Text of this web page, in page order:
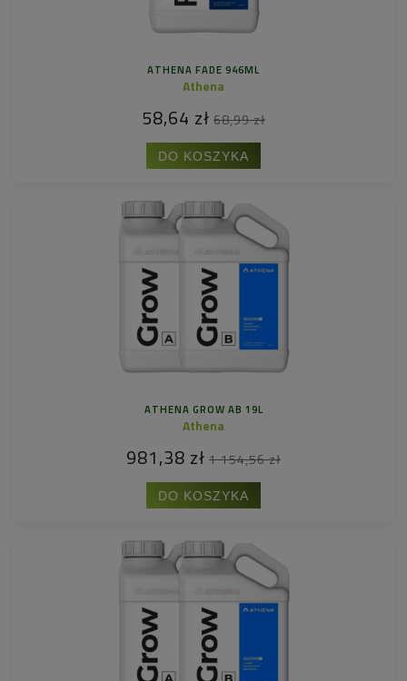
ATHENA FADE 946ML
Athena
58,64 zł 68,99 zł
DO KOSZYKA
ATHENA GROW AB 19L
Athena
981,38 zł 1 154,56 zł
DO KOSZYKA